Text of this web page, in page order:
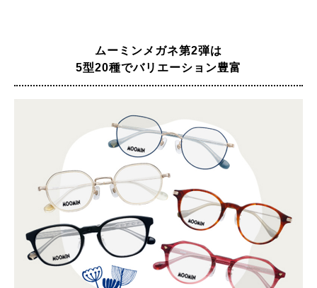
ムーミンメガネ第2弾は
5型20種でバリエーション豊富